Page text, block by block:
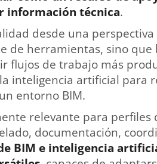
información técnica.
desde una perspectiva
de herramientas, sino que
flujos de trabajo más
inteligencia artificial para
entorno BIM.
relevante para perfiles
documentación,
BIM e inteligencia